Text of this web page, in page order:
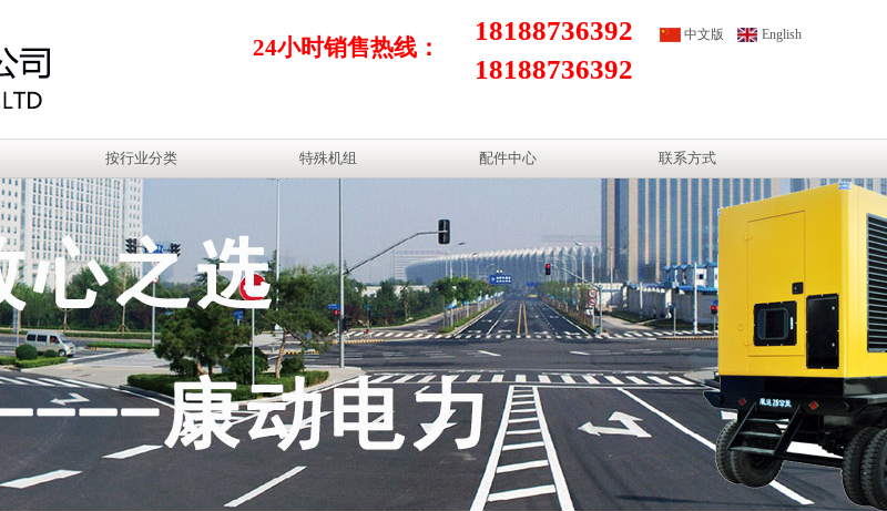
中文版 English
24小时销售热线：
18188736392
18188736392
按行业分类 特殊机组 配件中心 联系方式